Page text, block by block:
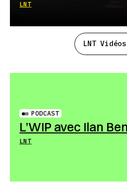
LNT
LNT Vidéos
PODCAST
L’WIP avec Ilan
LNT